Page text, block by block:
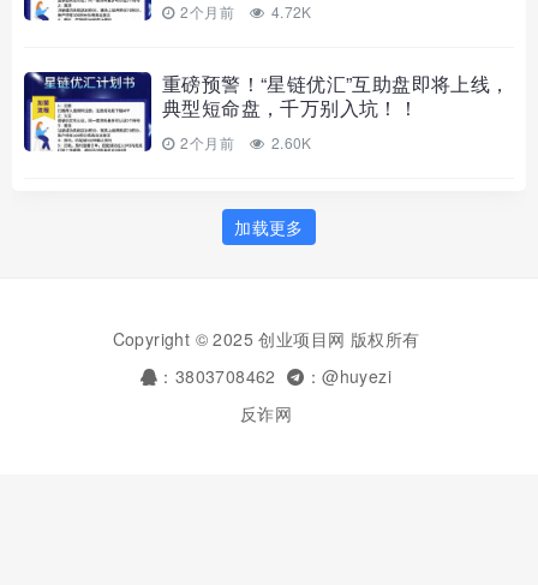
2个月前 4.72K
重磅预警！“星链优汇”互助盘即将上线，
典型短命盘，千万别入坑！！
2个月前 2.60K
加载更多
Copyright © 2025 创业项目网 版权所有
：3803708462
：@huyezi
反诈网